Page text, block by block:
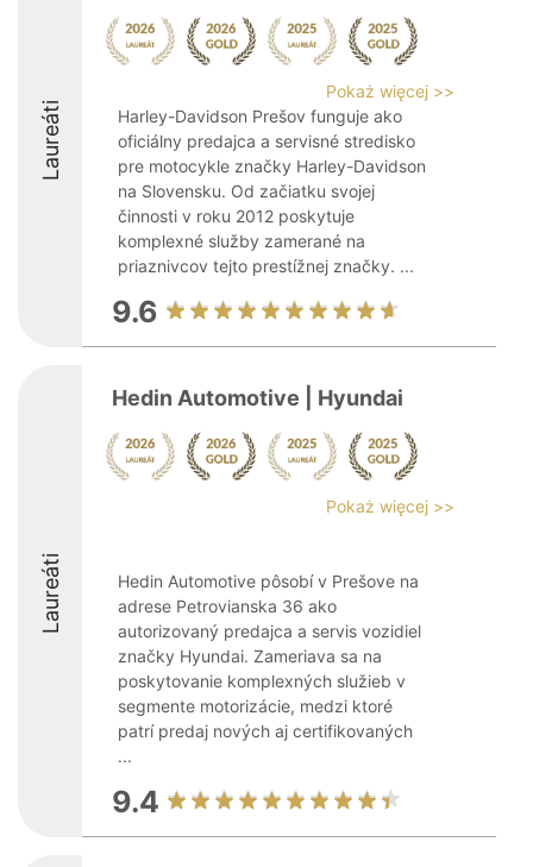
Laureáti
Pokaż więcej >>
Harley-Davidson Prešov funguje ako
oficiálny predajca a servisné stredisko
pre motocykle značky Harley-Davidson
na Slovensku. Od začiatku svojej
činnosti v roku 2012 poskytuje
komplexné služby zamerané na
priaznivcov tejto prestížnej značky. ...
9.6
Laureáti
Hedin Automotive | Hyundai
Pokaż więcej >>
Hedin Automotive pôsobí v Prešove na
adrese Petrovianska 36 ako
autorizovaný predajca a servis vozidiel
značky Hyundai. Zameriava sa na
poskytovanie komplexných služieb v
segmente motorizácie, medzi ktoré
patrí predaj nových aj certifikovaných
...
9.4